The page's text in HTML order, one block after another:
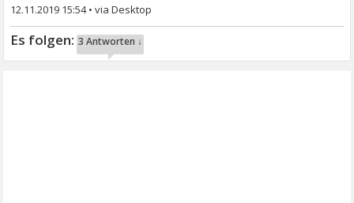
12.11.2019 15:54•
3 Antworten ↓